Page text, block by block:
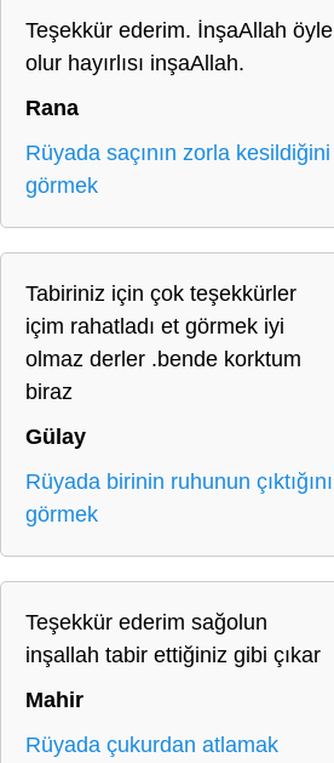
Teşekkür ederim. İnşaAllah öyle
olur hayırlısı inşaAllah.
Rana
Rüyada saçının zorla kesildiğini
görmek
Tabiriniz için çok teşekkürler
içim rahatladı et görmek iyi
olmaz derler .bende korktum
biraz
Gülay
Rüyada birinin ruhunun çıktığını
görmek
Teşekkür ederim sağolun
inşallah tabir ettiğiniz gibi çıkar
Mahir
Rüyada çukurdan atlamak